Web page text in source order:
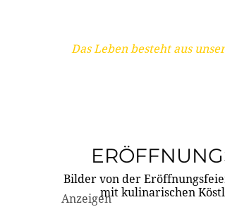
Das Leben besteht aus
Bilder von der
mit kulinarischen
Anzeigen